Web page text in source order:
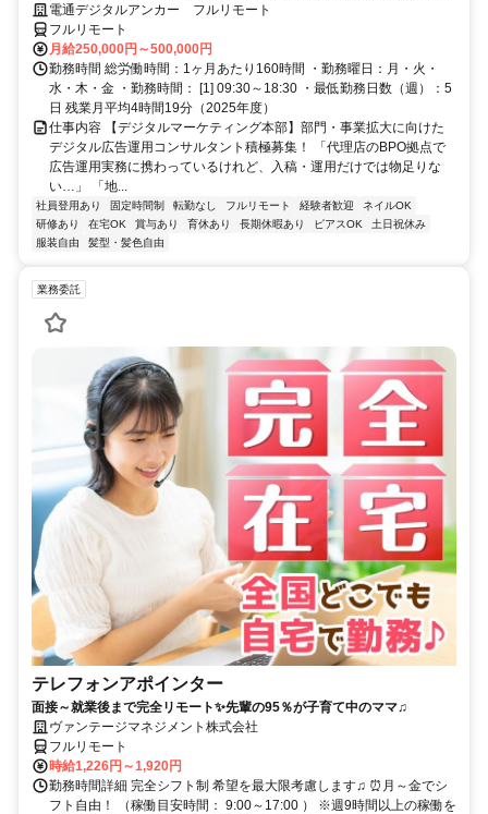
G／全国×完全在宅／年休126日・土日祝休み／残業月平均4時間19分
電通デジタルアンカー フルリモート
フルリモート
月給250,000円～500,000円
勤務時間 総労働時間：1ヶ月あたり160時間 ・勤務曜日：月・火・
水・木・金 ・勤務時間： [1] 09:30～18:30 ・最低勤務日数（週）：5
日 残業月平均4時間19分（2025年度）
仕事内容 【デジタルマーケティング本部】部門・事業拡大に向けた
デジタル広告運用コンサルタント積極募集！ 「代理店のBPO拠点で
広告運用実務に携わっているけれど、入稿・運用だけでは物足りな
い…」 「地...
社員登用あり 固定時間制 転勤なし フルリモート 経験者歓迎
ネイルOK
研修あり
在宅OK 賞与あり 育休あり 長期休暇あり ピアスOK
土日祝休み
服装自由
髪型・髪色自由
業務委託
テレフォンアポインター
面接～就業後まで完全リモート✨先輩の95％が子育て中のママ♫
ヴァンテージマネジメント株式会社
フルリモート
時給1,226円～1,920円
勤務時間詳細 完全シフト制 希望を最大限考慮します♫ ⏰月～金でシ
フト自由！ （稼働目安時間： 9:00～17:00 ） ※週9時間以上の稼働を